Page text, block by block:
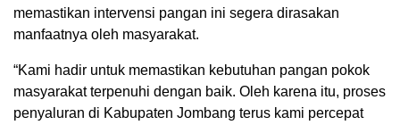
memastikan intervensi pangan ini segera dirasakan
manfaatnya oleh masyarakat.
“Kami hadir untuk memastikan kebutuhan pangan pokok
masyarakat terpenuhi dengan baik. Oleh karena itu, proses
penyaluran di Kabupaten Jombang terus kami percepat